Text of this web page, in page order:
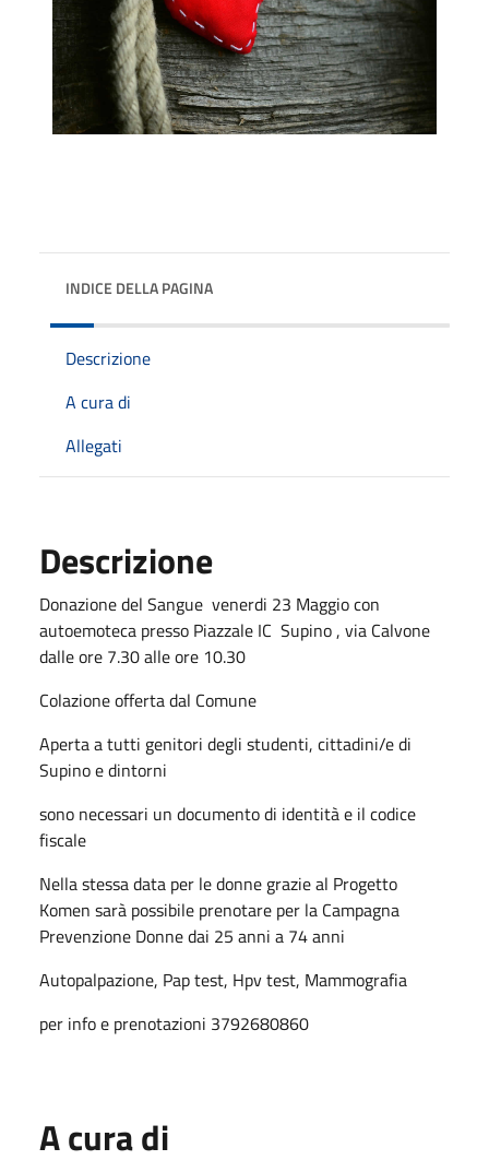
INDICE DELLA PAGINA
Descrizione
A cura di
Allegati
Descrizione
Donazione del Sangue venerdi 23 Maggio con
autoemoteca presso Piazzale IC Supino , via Calvone
dalle ore 7.30 alle ore 10.30
Colazione offerta dal Comune
Aperta a tutti genitori degli studenti, cittadini/e di
Supino e dintorni
sono necessari un documento di identità e il codice
fiscale
Nella stessa data per le donne grazie al Progetto
Komen sarà possibile prenotare per la Campagna
Prevenzione Donne dai 25 anni a 74 anni
Autopalpazione, Pap test, Hpv test, Mammografia
per info e prenotazioni 3792680860
A cura di